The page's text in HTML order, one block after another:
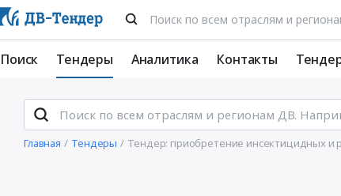
Поиск Тендеры Аналитика Контакты
Главная Тендеры Тендер: приобретение инсектицидных и